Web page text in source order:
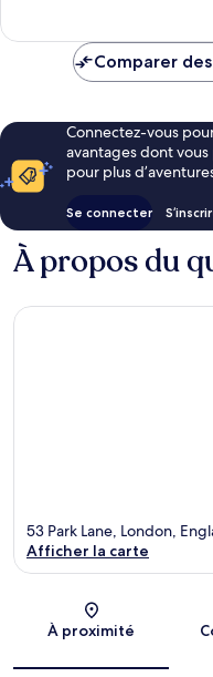
Comparer
Connectez-vous
avantages dont
pour plus
Se connecter
À propos du
53 Park Lane, London,
Afficher la carte
À proximité